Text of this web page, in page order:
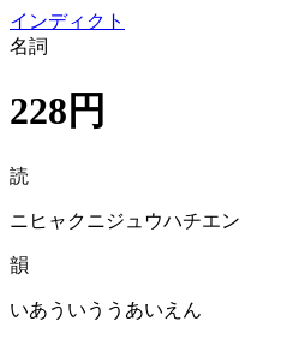
インディクト
名詞
228円
読
ニヒャクニジュウハチエン
韻
いあういううあいえん